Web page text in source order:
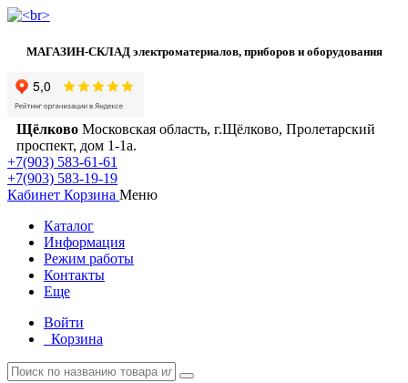
МАГАЗИН-СКЛАД электроматериалов, приборов и оборудования
Щёлково Московская область, г.Щёлково, Пролетарский
проспект, дом 1‑1а.
+7(903) 583-61-61
+7(903) 583-19-19
Кабинет Корзина Меню
Каталог
Информация
Режим работы
Контакты
Еще
Войти
Корзина